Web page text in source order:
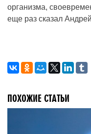
организма,
еще раз сказал
ПОХОЖИЕ СТАТЬИ